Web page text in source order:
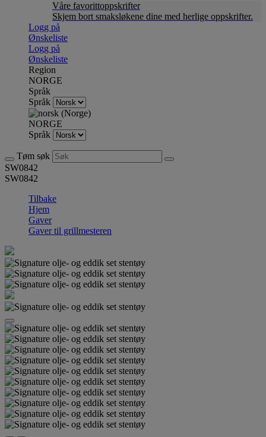
Våre favorittoppskrifter
Skjem bort smaksløkene dine med herlige oppskrifter.
Logg på
Ønskeliste
Logg på
Ønskeliste
Region
NORGE
Språk
Språk
NORGE
Språk
Tøm søk
SW0842
SW0842
Tilbake
Hjem
Gaver
Gaver til grillmesteren